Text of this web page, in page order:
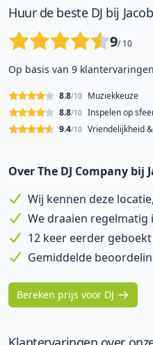
Huur de beste DJ bij
9/ 10
Op basis van 9
Muziekkeuze
8.8/10
Inspelen op
8.8/10
Vriendelijkheid
9.4/10
Over The DJ Company bij
Wij kennen deze
We draaien regelmatig
12 keer eerder
Gemiddelde
Bereken prijs voor DJ